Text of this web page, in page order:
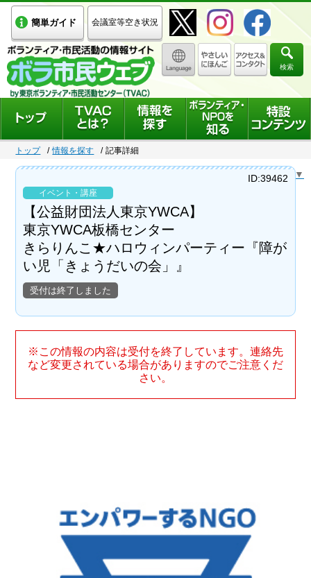
簡単ガイド 会議室等空き状況
検索
トップ 情報を探す 記事詳細
Select Language ▼
イベント・講座
【公益財団法人東京YWCA】
東京YWCA板橋センター
きらりんこ★ハロウィンパーティー『障が
い児「きょうだいの会」』
受付は終了しました
ID:39462
※この情報の内容は受付を終了しています。連絡先
など変更されている場合がありますのでご注意くだ
さい。